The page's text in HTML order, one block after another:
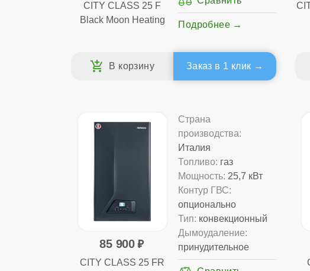
CITY CLASS 25 F
Black Moon Heating
Подробнее
Заказ в 1 клик
85 900
CITY CLASS 25 FR
Страна
производства:
Италия
Топливо: газ
Мощность: 25,7 кВт
Контур ГВС:
опционально
Тип: конвекционный
Дымоудаление:
принудительное